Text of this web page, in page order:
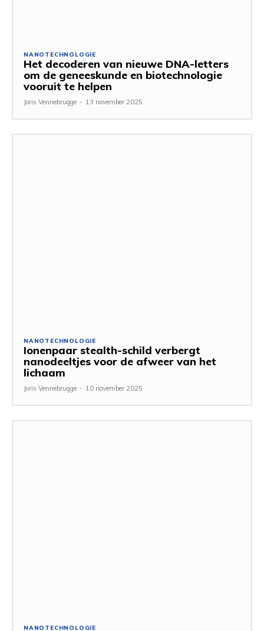
NANOTECHNOLOGIE
Het decoderen van nieuwe DNA-letters
om de geneeskunde en biotechnologie
vooruit te helpen
Joris Vennebrugge - 13 november 2025
NANOTECHNOLOGIE
Ionenpaar stealth-schild verbergt
nanodeeltjes voor de afweer van het
lichaam
Joris Vennebrugge - 10 november 2025
NANOTECHNOLOGIE